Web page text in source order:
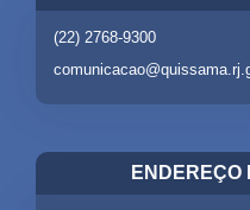
(22) 2768-9300
ENDEREÇO